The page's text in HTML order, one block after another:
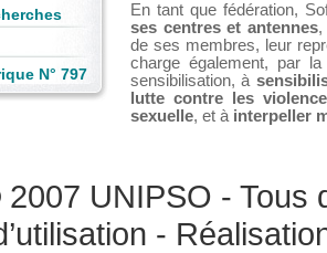
N° 797
En tant que fédération,
ses centres et antennes,
de ses membres, leur
charge également, par
sensibilisation, à
lutte contre les
sexuelle, et à interpeller
UNIPSO - Tous
-